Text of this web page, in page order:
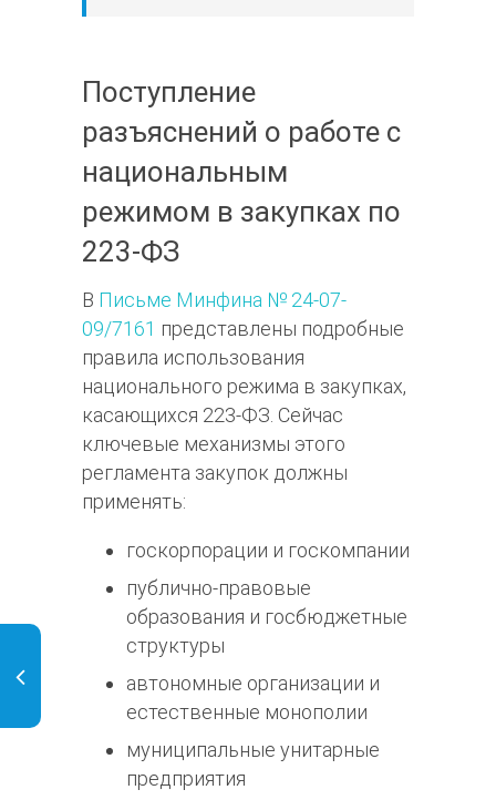
Поступление
разъяснений о работе с
национальным
режимом в закупках по
223-ФЗ
В Письме Минфина № 24-07-
09/7161 представлены подробные
правила использования
национального режима в закупках,
касающихся 223-ФЗ. Сейчас
ключевые механизмы этого
регламента закупок должны
применять:
госкорпорации и госкомпании
публично-правовые
образования и госбюджетные
структуры
автономные организации и
естественные монополии
муниципальные унитарные
предприятия